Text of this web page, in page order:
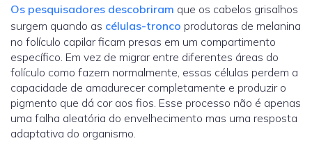
Os pesquisadores descobriram que os cabelos grisalhos
surgem quando as células-tronco produtoras de melanina
no folículo capilar ficam presas em um compartimento
específico. Em vez de migrar entre diferentes áreas do
folículo como fazem normalmente, essas células perdem a
capacidade de amadurecer completamente e produzir o
pigmento que dá cor aos fios. Esse processo não é apenas
uma falha aleatória do envelhecimento mas uma resposta
adaptativa do organismo.